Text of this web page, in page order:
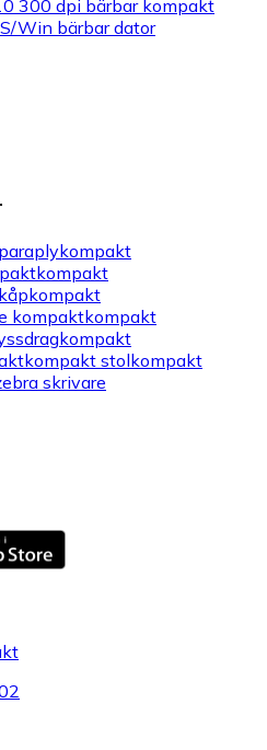
300 dpi bärbar kompakt
Win bärbar dator
kompakt
kompakt
kompakt
kompaktkompakt
kompakt
kompakt stolkompakt
skrivare